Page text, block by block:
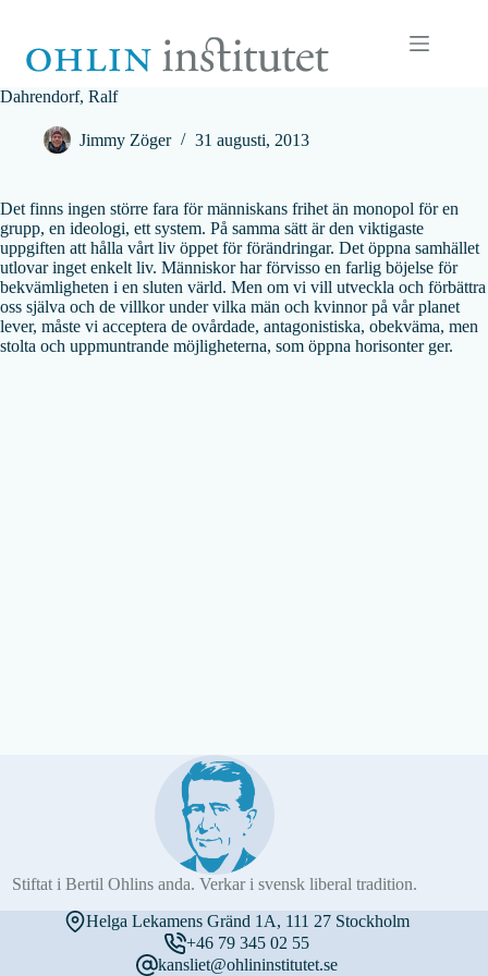
innehåll
Dahrendorf, Ralf
Jimmy Zöger 31 augusti, 2013
Det finns ingen större fara för människans frihet än monopol för en
grupp, en ideologi, ett system. På samma sätt är den viktigaste
uppgiften att hålla vårt liv öppet för förändringar. Det öppna samhället
utlovar inget enkelt liv. Människor har förvisso en farlig böjelse för
bekvämligheten i en sluten värld. Men om vi vill utveckla och förbättra
oss själva och de villkor under vilka män och kvinnor på vår planet
lever, måste vi acceptera de ovårdade, antagonistiska, obekväma, men
stolta och uppmuntrande möjligheterna, som öppna horisonter ger.
Stiftat i Bertil Ohlins anda. Verkar i svensk liberal tradition.
Helga Lekamens Gränd 1A, 111 27 Stockholm
+46 79 345 02 55
kansliet@ohlininstitutet.se